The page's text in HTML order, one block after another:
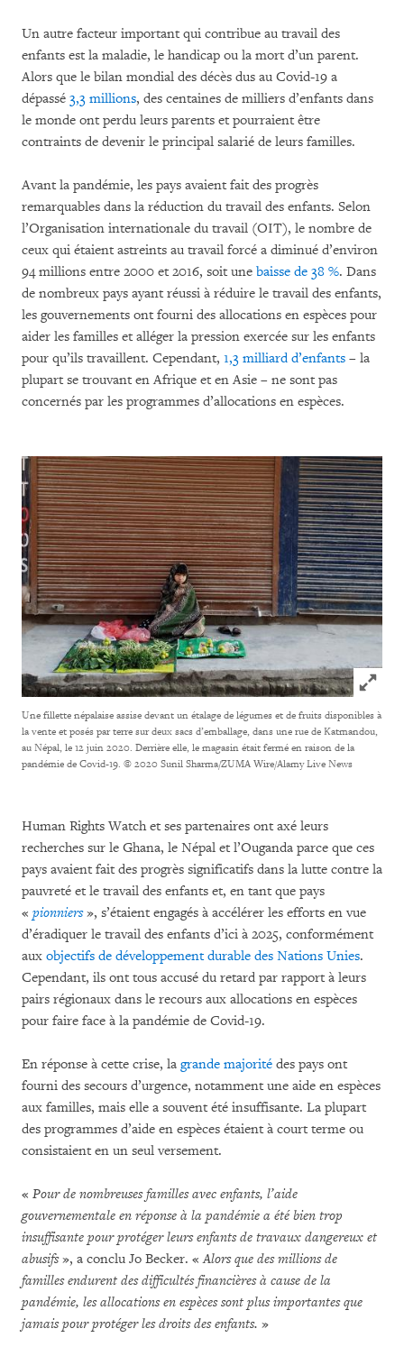
Un autre facteur important qui contribue au travail des
enfants est la maladie, le handicap ou la mort d’un parent.
Alors que le bilan mondial des décès dus au Covid-19 a
dépassé 3,3 millions, des centaines de milliers d’enfants dans
le monde ont perdu leurs parents et pourraient être
contraints de devenir le principal salarié de leurs familles.
Avant la pandémie, les pays avaient fait des progrès
remarquables dans la réduction du travail des enfants. Selon
l’Organisation internationale du travail (OIT), le nombre de
ceux qui étaient astreints au travail forcé a diminué d’environ
94 millions entre 2000 et 2016, soit une baisse de 38 %. Dans
de nombreux pays ayant réussi à réduire le travail des enfants,
les gouvernements ont fourni des allocations en espèces pour
aider les familles et alléger la pression exercée sur les enfants
pour qu’ils travaillent. Cependant, 1,3 milliard d’enfants – la
plupart se trouvant en Afrique et en Asie – ne sont pas
concernés par les programmes d’allocations en espèces.
Click to
Une fillette népalaise assise devant un étalage de légumes et de fruits disponibles à
la vente et posés par terre sur deux sacs d’emballage, dans une rue de Katmandou,
au Népal, le 12 juin 2020. Derrière elle, le magasin était fermé en raison de la
pandémie de Covid-19. © 2020 Sunil Sharma/ZUMA Wire/Alamy Live News
Human Rights Watch et ses partenaires ont axé leurs
recherches sur le Ghana, le Népal et l’Ouganda parce que ces
pays avaient fait des progrès significatifs dans la lutte contre la
pauvreté et le travail des enfants et, en tant que pays
« pionniers», s’étaient engagés à accélérer les efforts en vue
d’éradiquer le travail des enfants d’ici à 2025, conformément
aux objectifs de développement durable des Nations Unies.
Cependant, ils ont tous accusé du retard par rapport à leurs
pairs régionaux dans le recours aux allocations en espèces
pour faire face à la pandémie de Covid-19.
En réponse à cette crise, la grande majorité des pays ont
fourni des secours d’urgence, notamment une aide en espèces
aux familles, mais elle a souvent été insuffisante. La plupart
des programmes d’aide en espèces étaient à court terme ou
consistaient en un seul versement.
« Pour de nombreuses familles avec enfants, l’aide
gouvernementale en réponse à la pandémie a été bien trop
insuffisante pour protéger leurs enfants de travaux dangereux et
abusifs», a conclu Jo Becker. «Alors que des millions de
familles endurent des difficultés financières à cause de la
pandémie, les allocations en espèces sont plus importantes que
jamais pour protéger les droits des enfants. »